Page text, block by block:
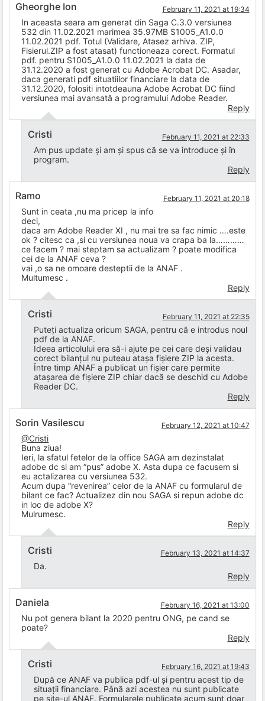
Gheorghe Ion February 11, 2021 at 19:34
In aceasta seara am generat din Saga C.3.0 versiunea
532 din 11.02.2021 marimea 35.97MB S1005_A1.0.0
11.02.2021 pdf. Totul (Validare, Atasez arhiva. ZIP,
Fisierul.ZIP a fost atasat) functioneaza corect. Formatul
pdf. pentru S1005_A1.0.0 11.02.2021 la data de
31.12.2020 a fost generat cu Adobe Acrobat DC. Asadar,
daca generati pdf situatiilor financiare la data de
31.12.2020, folositi intotdeauna Adobe Acrobat DC fiind
versiunea mai avansată a programului Adobe Reader.
Reply
Cristi February 11, 2021 at 22:33
Am pus update și am și spus că se va introduce și în
program.
Reply
Ramo February 11, 2021 at 20:18
Sunt in ceata ,nu ma pricep la info
deci,
daca am Adobe Reader XI , nu mai tre sa fac nimic ….este
ok ? citesc ca ,si cu versiunea noua va crapa ba la…………
ce facem ? mai steptam sa actualizam ? poate modifica
cei de la ANAF ceva ?
vai ,o sa ne omoare desteptii de la ANAF .
Multumesc .
Reply
Cristi February 11, 2021 at 22:35
Puteți actualiza oricum SAGA, pentru că e introdus noul
pdf de la ANAF.
Ideea articolului era să-i ajute pe cei care deși validau
corect bilanțul nu puteau atașa fișiere ZIP la acesta.
Între timp ANAF a publicat un fișier care permite
atașarea de fișiere ZIP chiar dacă se deschid cu Adobe
Reader DC.
Reply
Sorin Vasilescu February 12, 2021 at 10:47
@Cristi
Buna ziua!
Ieri, la sfatul fetelor de la office SAGA am dezinstalat
adobe dc si am “pus” adobe X. Asta dupa ce facusem si
eu actalizarea cu versiunea 532.
Acum dupa “revenirea” celor de la ANAF cu formularul de
bilant ce fac? Actualizez din nou SAGA si repun adobe dc
in loc de adobe X?
Mulrumesc.
Reply
Cristi February 13, 2021 at 14:37
Da.
Reply
Daniela February 16, 2021 at 13:00
Nu pot genera bilant la 2020 pentru ONG, pe cand se
poate?
Reply
Cristi February 16, 2021 at 19:43
După ce ANAF va publica pdf-ul și pentru acest tip de
situații financiare. Până azi acestea nu sunt publicate
pe site-ul ANAF. Formularele publicate acum sunt doar